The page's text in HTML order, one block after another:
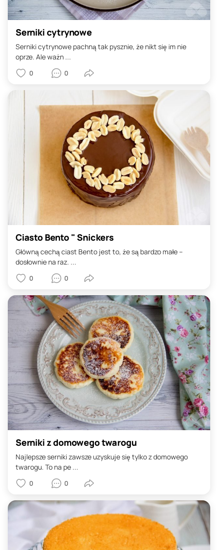
Serniki cytrynowe
Serniki cytrynowe pachną tak pysznie, że nikt się im nie
oprze. Ale ważn ...
0 0
Ciasto Bento " Snickers
Główną cechą ciast Bento jest to, że są bardzo małe –
dosłownie na raz. ...
0 0
Serniki z domowego twarogu
Najlepsze serniki zawsze uzyskuje się tylko z domowego
twarogu. To na pe ...
0 0